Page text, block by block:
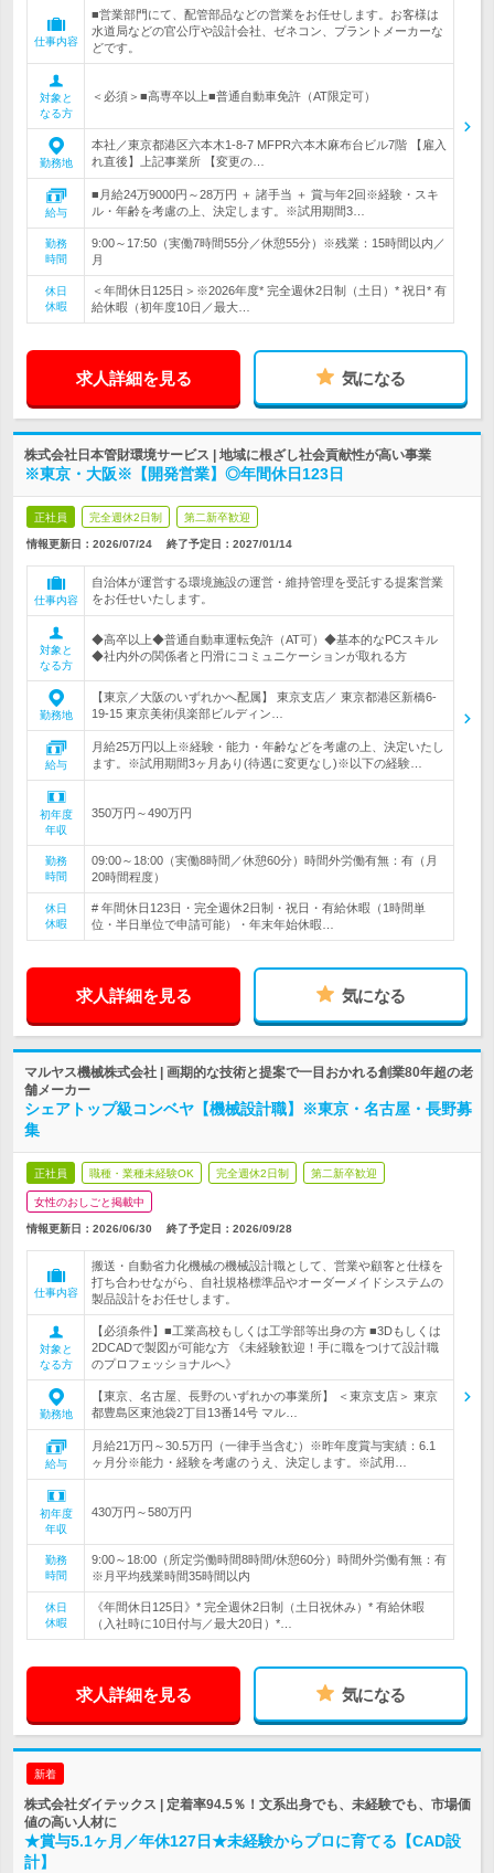
仕事内容
■営業部門にて、配管部品などの営業をお任せします。お客様は
水道局などの官公庁や設計会社、ゼネコン、プラントメーカーな
どです。
対象と
なる方
＜必須＞■高専卒以上■普通自動車免許（AT限定可）
勤務地
本社／東京都港区六本木1-8-7 MFPR六本木麻布台ビル7階 【雇入
れ直後】上記事業所 【変更の…
給与
■月給24万9000円～28万円 ＋ 諸手当 ＋ 賞与年2回※経験・スキ
ル・年齢を考慮の上、決定します。※試用期間3…
勤務
時間
9:00～17:50（実働7時間55分／休憩55分）※残業：15時間以内／
月
休日
休暇
＜年間休日125日＞※2026年度* 完全週休2日制（土日）* 祝日* 有
給休暇（初年度10日／最大…
求人詳細を見る 気になる
株式会社日本管財環境サービス | 地域に根ざし社会貢献性が高い事業
※東京・大阪※【開発営業】◎年間休日123日
正社員 完全週休2日制 第二新卒歓迎
情報更新日：2026/07/24 終了予定日： 2027/01/14
仕事内容
自治体が運営する環境施設の運営・維持管理を受託する提案営業
をお任せいたします。
対象と
なる方
◆高卒以上◆普通自動車運転免許（AT可）◆基本的なPCスキル
◆社内外の関係者と円滑にコミュニケーションが取れる方
勤務地
【東京／大阪のいずれかへ配属】 東京支店／ 東京都港区新橋6-
19-15 東京美術倶楽部ビルディン…
給与
月給25万円以上※経験・能力・年齢などを考慮の上、決定いたし
ます。※試用期間3ヶ月あり(待遇に変更なし)※以下の経験…
初年度
年収
350万円～490万円
勤務
時間
09:00～18:00（実働8時間／休憩60分）時間外労働有無：有（月
20時間程度）
休日
休暇
# 年間休日123日・完全週休2日制・祝日・有給休暇（1時間単
位・半日単位で申請可能）・年末年始休暇…
求人詳細を見る 気になる
マルヤス機械株式会社 | 画期的な技術と提案で一目おかれる創業80年超の老
舗メーカー
シェアトップ級コンベヤ【機械設計職】※東京・名古屋・長野募
集
正社員 職種・業種未経験OK 完全週休2日制 第二新卒歓迎
女性のおしごと掲載中
情報更新日：2026/06/30 終了予定日： 2026/09/28
仕事内容
搬送・自動省力化機械の機械設計職として、営業や顧客と仕様を
打ち合わせながら、自社規格標準品やオーダーメイドシステムの
製品設計をお任せします。
対象と
なる方
【必須条件】■工業高校もしくは工学部等出身の方 ■3Dもしくは
2DCADで製図が可能な方 《未経験歓迎！手に職をつけて設計職
のプロフェッショナルへ》
勤務地
【東京、名古屋、長野のいずれかの事業所】 ＜東京支店＞ 東京
都豊島区東池袋2丁目13番14号 マル…
給与
月給21万円～30.5万円（一律手当含む）※昨年度賞与実績：6.1
ヶ月分※能力・経験を考慮のうえ、決定します。※試用…
初年度
年収
430万円～580万円
勤務
時間
9:00～18:00（所定労働時間8時間/休憩60分）時間外労働有無：有
※月平均残業時間35時間以内
休日
休暇
《年間休日125日》* 完全週休2日制（土日祝休み）* 有給休暇
（入社時に10日付与／最大20日）*…
求人詳細を見る 気になる
新着
株式会社ダイテックス | 定着率94.5％！文系出身でも、未経験でも、市場価
値の高い人材に
★賞与5.1ヶ月／年休127日★未経験からプロに育てる【CAD設
計】